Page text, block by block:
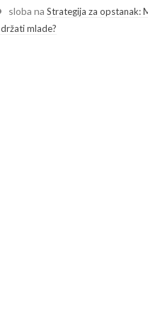
sloba naStrategija za opstanak:
mlade?